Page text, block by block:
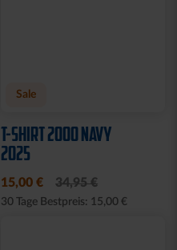
Sale
T-SHIRT 2000 NAVY
2025
15,00 € 34,95 €
30 Tage Bestpreis: 15,00 €